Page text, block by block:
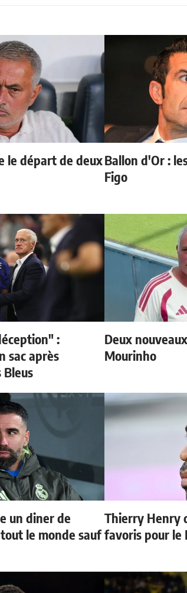
le départ de deuxBallon d'Or :
Figo
:
sac après
Deux
Mourinho
un diner de
le monde sauf
Thierry Henry
favoris pour le